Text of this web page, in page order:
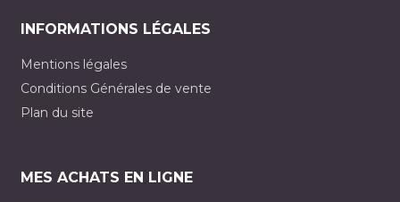
INFORMATIONS LÉGALES
Mentions légales
Conditions Générales de vente
Plan du site
MES ACHATS EN LIGNE